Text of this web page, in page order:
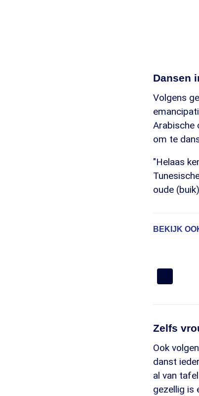
Dansen
Volgens
Arabische
om te
"Helaas
oude
BEKIJK
Zelfs
Ook
danst
al van
gezellig is